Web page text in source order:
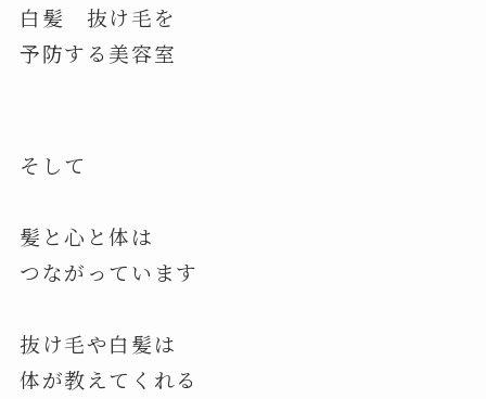
白髪 抜け毛を
予防する美容室
そして
髪と心と体は
つながっています
抜け毛や白髪は
体が教えてくれる